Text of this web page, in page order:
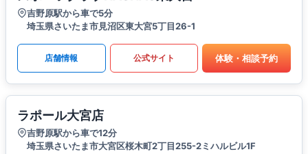
吉野原駅から車で5分
埼玉県さいたま市見沼区東大宮5丁目26-1
店舗情報 公式サイト 体験・相談予約
ラポール大宮店
吉野原駅から車で12分
埼玉県さいたま市大宮区桜木町2丁目255-2ミハルビル1F